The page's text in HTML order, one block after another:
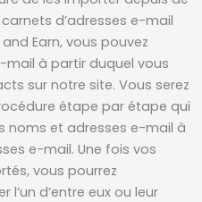
d’adresses e-mail
Earn, vous pouvez
mail à partir duquel vous
sur notre site. Vous serez
étape par étape qui
noms et adresses e-mail à
e-mail. Une fois vos
vous pourrez
d’entre eux ou leur